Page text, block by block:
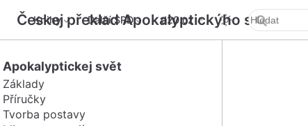
Českej překlad Apokalyptickýho světa SRD
Knihy Další SRD d20.cz
Apokalyptickej svět
Základy
Příručky
Tvorba postavy